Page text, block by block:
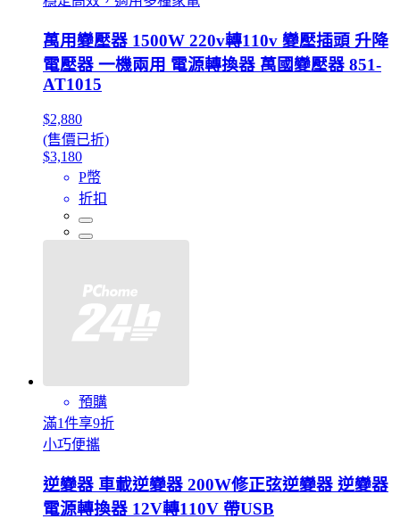
萬用變壓器 1500W 220v轉110v 變壓插頭 升降
電壓器 一機兩用 電源轉換器 萬國變壓器 851-
AT1015
$2,880
(售價已折)
$3,180
P幣
折扣
預購
滿1件享9折
小巧便攜
逆變器 車載逆變器 200W修正弦逆變器 逆變器
電源轉換器 12V轉110V 帶USB